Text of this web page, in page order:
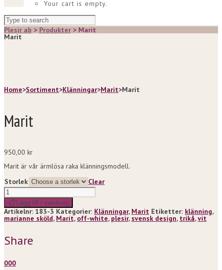
Your cart is empty.
Plesir ab > Produkter > Marit
Marit
Home>Sortiment>Klänningar>Marit>Marit
Marit
950,00 kr
Marit är vår ärmlösa raka klänningsmodell.
Storlek
Clear
Marit
quantity
Lägg till i varukorg
Artikelnr: 183-3 Kategorier: Klänningar, Marit Etiketter: klänning,
marianne sköld, Marit, off-white, plesir, svensk design, trikå,vit
Share
000